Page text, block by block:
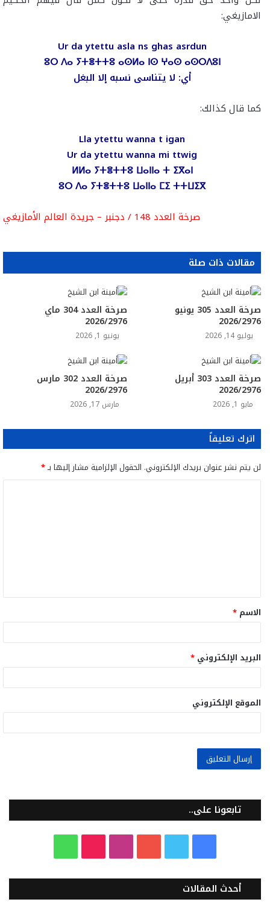
الامازيغي:
Ur da ytettu asla ns ghas asrdun
ⵓⵔ ⴷⴰ ⵢⵜⴻⵜⵜⵓ ⴰⵙⵍⴰ ⵏⵙ ⵖⴰⵙ ⴰⵙⵔⴷⵓⵏ
أي: لا يتناسى نسبه إلا البغل
كما قال كذالك:
Lla ytettu wanna t igan
Ur da ytettu wanna mi ttwig
ⵍⵍⴰ ⵢⵜⴻⵜⵜⵓ ⵡⴰⵏⵏⴰ ⵜ ⵉⴳⴰⵏ
ⵓⵔ ⴷⴰ ⵢⵜⴻⵜⵜⵓ ⵡⴰⵏⵏⴰ ⵎⵉ ⵜⵜⵡⵉⴳ
صرخة العدد 148 / دجنبر – جريدة العالم الأمازيغي
مقالات ذات صلة
صرخة العدد 305 يونيو
2026/2976
يوليو 14, 2026
صرخة العدد 304 ماي
2026/2976
يونيو 1, 2026
صرخة العدد 303 أبريل
2026/2976
مايو 1, 2026
صرخة العدد 302 مارس
2026/2976
مارس 17, 2026
اترك تعليقاً
لن يتم نشر عنوان بريدك الإلكتروني. الحقول الإلزامية مشار إليها بـ*
ق
*
الاسم *
البريد الإلكتروني *
الموقع الإلكتروني
تابعونا على..
س
ي
ت
س
k
ت
أحدث المقالات